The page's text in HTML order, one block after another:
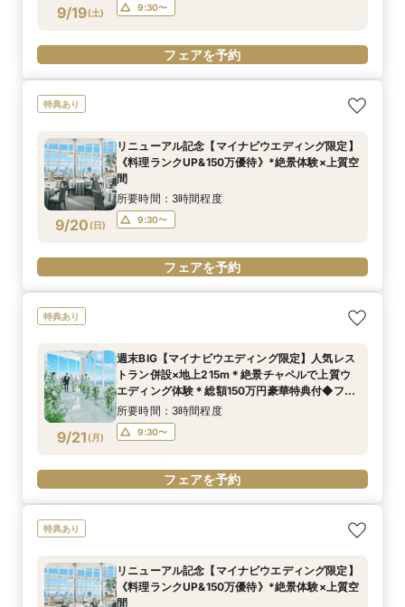
9/19(土) 9:30〜
フェアを予約
特典あり
9/20 (日)
リニューアル記念【マイナビウエディング限定】
《料理ランクUP&150万優待》*絶景体験×上質空
間
所要時間：3時間程度
9:30〜
フェアを予約
特典あり
9/21 (月)
週末BIG【マイナビウエディング限定】人気レス
トラン併設×地上215m＊絶景チャペルで上質ウ
エディング体験＊総額150万円豪華特典付◆フェ
ア
所要時間：3時間程度
9:30〜
フェアを予約
特典あり
リニューアル記念【マイナビウエディング限定】
《料理ランクUP&150万優待》*絶景体験×上質空
間